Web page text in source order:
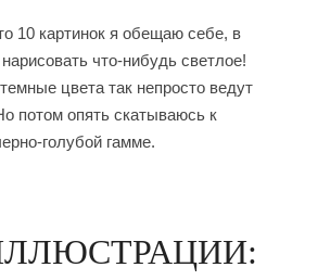
10 картинок я обещаю себе, в
что-нибудь светлое!
цвета так непросто ведут
потом опять скатываюсь к
голубой гамме.